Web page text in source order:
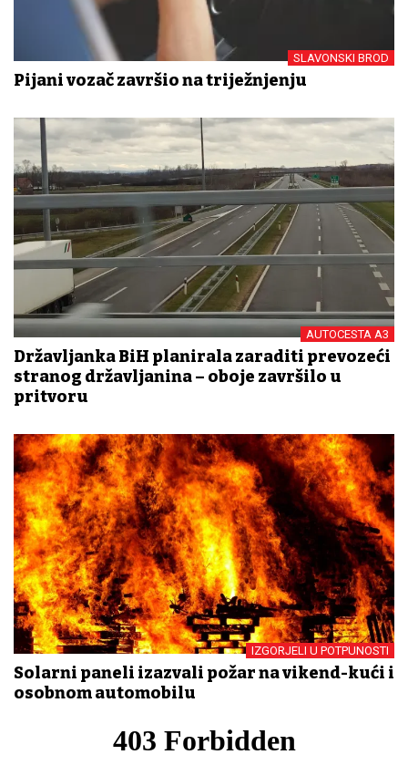
SLAVONSKI BROD
Pijani vozač završio na triježnjenju
AUTOCESTA A3
Državljanka BiH planirala zaraditi prevozeći
stranog državljanina – oboje završilo u
pritvoru
IZGORJELI U POTPUNOSTI
Solarni paneli izazvali požar na vikend-kući i
osobnom automobilu